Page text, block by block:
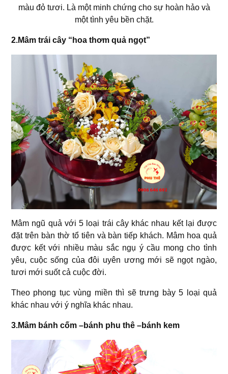
màu đỏ tươi. Là một minh chứng cho sự hoàn hảo và
một tình yêu bền chặt.
2.Mâm trái cây “hoa thơm quả ngọt”
Mâm ngũ quả với 5 loại trái cây khác nhau kết lại được
đặt trên bàn thờ tổ tiên và bàn tiếp khách. Mâm hoa quả
được kết với nhiều màu sắc ngụ ý cầu mong cho tình
yêu, cuộc sống của đôi uyên ương mới sẽ ngọt ngào,
tươi mới suốt cả cuộc đời.
Theo phong tục vùng miền thì sẽ trưng bày 5 loại quả
khác nhau với ý nghĩa khác nhau.
3.Mâm bánh cốm –bánh phu thê –bánh kem